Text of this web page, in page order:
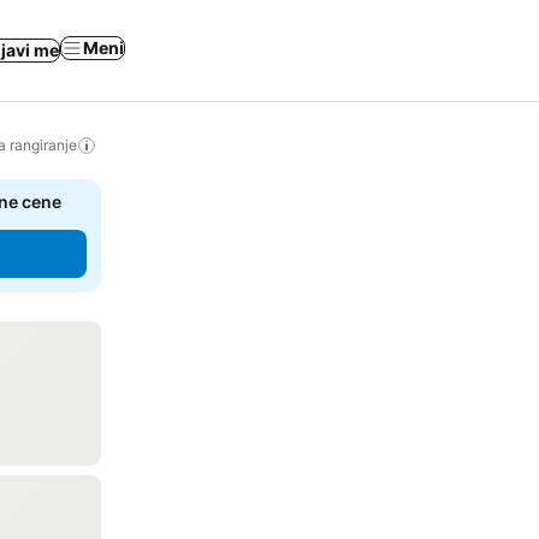
me Meni
rangiranje
cene